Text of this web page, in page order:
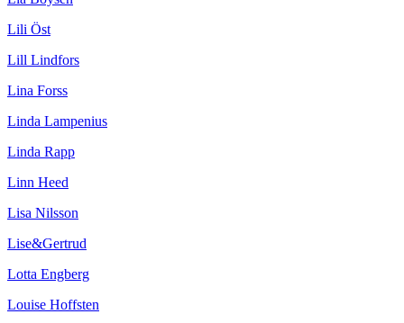
Lili Öst
Lill Lindfors
Lina Forss
Linda Lampenius
Linda Rapp
Linn Heed
Lisa Nilsson
Lise&Gertrud
Lotta Engberg
Louise Hoffsten